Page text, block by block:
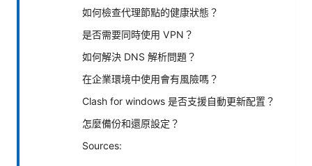
如何檢查代理節點的健康狀態？
是否需要同時使用 VPN？
如何解決 DNS 解析問題？
在企業環境中使用會有風險嗎？
Clash for windows 是否支援自動更新配置？
怎麼備份和還原設定？
Sources: